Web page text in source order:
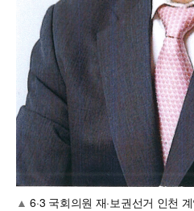
6·3 국회의원 재·보권선거 인천